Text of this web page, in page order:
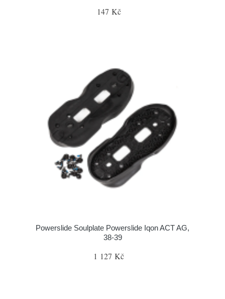
147 Kč
Powerslide Soulplate Powerslide Iqon ACT AG,
38-39
1 127 Kč